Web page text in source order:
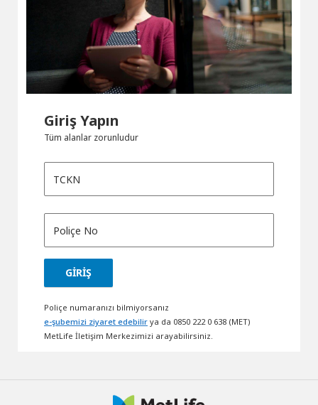
Giriş Yapın
Tüm alanlar zorunludur
Poliçe numaranızı bilmiyorsanız
e-şubemizi ziyaret edebilir ya da 0850 222 0 638 (MET)
MetLife İletişim Merkezimizi arayabilirsiniz.